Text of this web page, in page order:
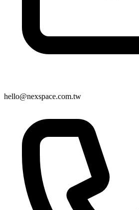
hello@nexspace.com.tw